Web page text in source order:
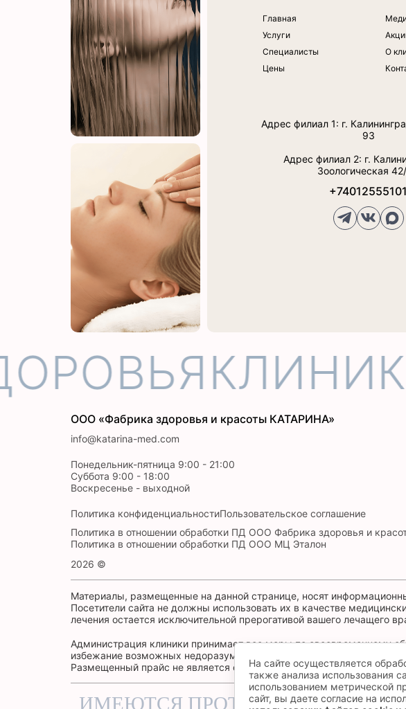
Главная
Услуги
Специалисты
Цены
О
Адрес филиал 1: г.
93
Адрес филиал 2: г.
Зоологическая
+74012555101
ООО «Фабрика здоровья и красоты КАТАРИНА»
info@katarina-med.com
Понедельник-пятница 9:00 - 21:00
Суббота 9:00 - 18:00
Воскресенье - выходной
Политика конфиденциальностиПользовательское соглашение
Политика в отношении обработки ПД ООО Фабрика здоровья и
Политика в отношении обработки ПД ООО МЦ Эталон
2026 ©
Материалы, размещенные на данной странице, носят
Посетители сайта не должны использовать их в качестве
лечения остается исключительной прерогативой вашего лечащего
Администрация клиники принимает все меры по своевременному
избежание возможных недоразумений, советуем уточнять
Размещенный прайс не является офертой.
ИМЕЮТСЯ
На сайте осуществляется
также анализа использования
использованием метрической
сайт, вы даете согласие на